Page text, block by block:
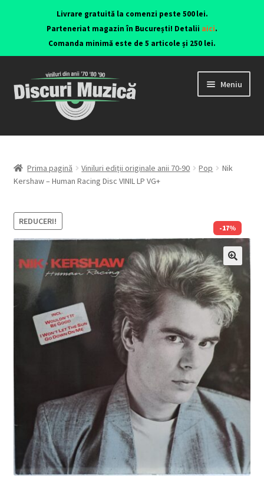
Livrare gratuită la comenzi peste 500 lei.
Parteneriat magazin în București! Detalii aici.
Comanda minimă este de 5 articole și 250 lei.
Meniu
Viniluri ediții originale anii 70-90
CD-uri originale
Echipamente
Listă produse
Oferta lunii
lei0,00
Prima pagină Viniluri ediții originale anii 70-90 Pop
Nik
Kershaw – Human Racing Disc VINIL LP VG+
-17%
REDUCERI!
🔍